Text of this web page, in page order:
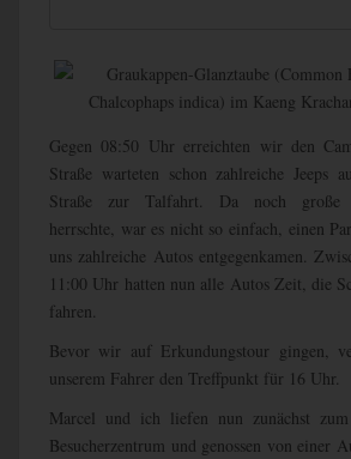
Gegen 08:50 Uhr erreichten wir den
Straße warteten schon zahlreiche Jeeps
Straße zur Talfahrt. Da noch große
herrschte, war es nicht so einfach, einen
uns zahlreiche Autos entgegenkamen.
11:00 Uhr hatten nun alle Autos Zeit, die
fahren.
Bevor wir auf Erkundungstour gingen,
unserem Fahrer den Treffpunkt für 16 Uhr.
Marcel und ich liefen nun zunächst
Besucherzentrum und genossen von einer